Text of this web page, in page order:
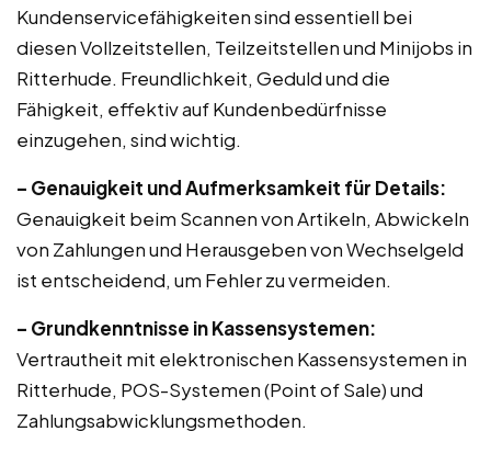
Kundenservicefähigkeiten sind essentiell bei
diesen Vollzeitstellen, Teilzeitstellen und Minijobs in
Ritterhude. Freundlichkeit, Geduld und die
Fähigkeit, effektiv auf Kundenbedürfnisse
einzugehen, sind wichtig.
– Genauigkeit und Aufmerksamkeit für Details:
Genauigkeit beim Scannen von Artikeln, Abwickeln
von Zahlungen und Herausgeben von Wechselgeld
ist entscheidend, um Fehler zu vermeiden.
– Grundkenntnisse in Kassensystemen:
Vertrautheit mit elektronischen Kassensystemen in
Ritterhude, POS-Systemen (Point of Sale) und
Zahlungsabwicklungsmethoden.